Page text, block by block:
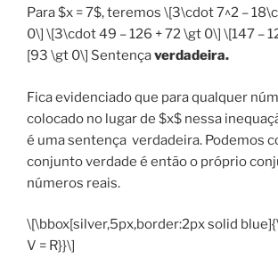
Para $x = 7$, teremos \[3\cdot 7^2 –
0\] \[3\cdot 49 – 126 + 72 \gt 0\] \[147 –
[93 \gt 0\] Sentençaverdadeira.
Fica evidenciado que para qualquer
colocado no lugar de $x$ nessa
é uma sentença verdadeira. Podemos
conjunto verdade é então o próprio
números reais.
\[\bbox[silver,5px,border:2px solid
V = R}}\]